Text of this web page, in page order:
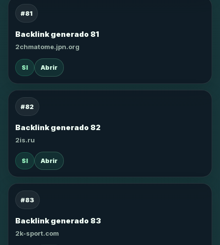
#81
Backlink generado 81
2chmatome.jpn.org
SI Abrir
#82
Backlink generado 82
2is.ru
SI Abrir
#83
Backlink generado 83
2k-sport.com